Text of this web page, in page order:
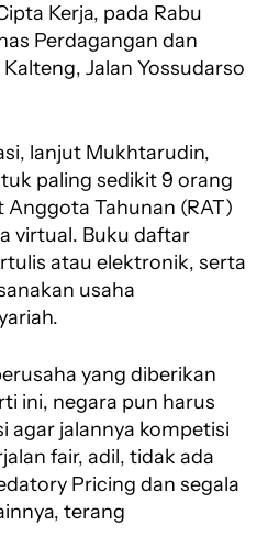
Kerja, pada Rabu
Perdagangan dan
Jalan Yossudarso
lanjut Mukhtarudin,
paling sedikit 9 orang
Tahunan (RAT)
virtual. Buku daftar
atau elektronik, serta
usaha
yang diberikan
ini, negara pun harus
agar jalannya kompetisi
fair, adil, tidak ada
Pricing dan segala
terang